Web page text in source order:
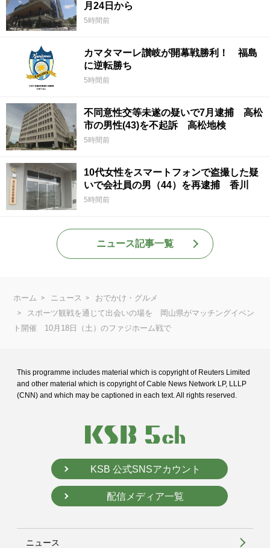
月24日から
5時間前
カマタマーレ讃岐が開幕戦勝利！ 福島
に逆転勝ち
5時間前
不同意性交等未遂の疑いで7月逮捕 高松
市の男性(43)を不起訴 高松地検
5時間前
10代女性をスマートフォンで盗撮した疑
いで会社員の男（44）を再逮捕 香川
5時間前
ニュース記事一覧
ホーム ニュース
おでかけ・グルメ
スポーツ観戦を通じて出会いの場を 岡山県がマッチングイベン
ト開催 10月18日（土）のファジホーム戦で
This programme includes material which is copyright of Reuters Limited
and other material which is copyright of Cable News Network LP, LLLP
(CNN) and which may be captioned in each text. All rights reserved.
KSB 公式SNSアカウント
配信メディア一覧
ニュース